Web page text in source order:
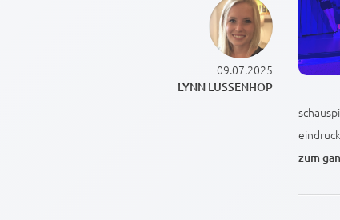
09.07.2025
LYNN LÜSSENHOP
zum